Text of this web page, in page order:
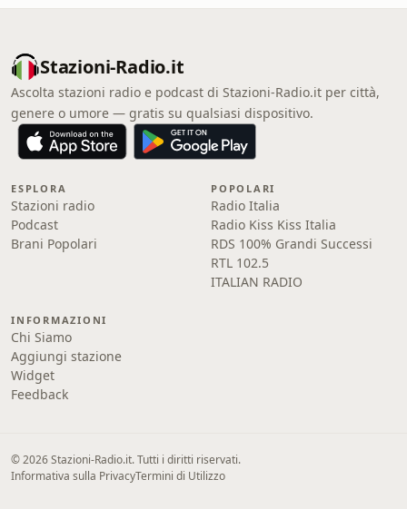
Stazioni-Radio.it
Ascolta stazioni radio e podcast di Stazioni-Radio.it per città,
genere o umore — gratis su qualsiasi dispositivo.
ESPLORA
Stazioni radio
Podcast
Brani Popolari
POPOLARI
Radio Italia
Radio Kiss Kiss Italia
RDS 100% Grandi Successi
RTL 102.5
ITALIAN RADIO
INFORMAZIONI
Chi Siamo
Aggiungi stazione
Widget
Feedback
© 2026 Stazioni-Radio.it. Tutti i diritti riservati.
Informativa sulla PrivacyTermini di Utilizzo